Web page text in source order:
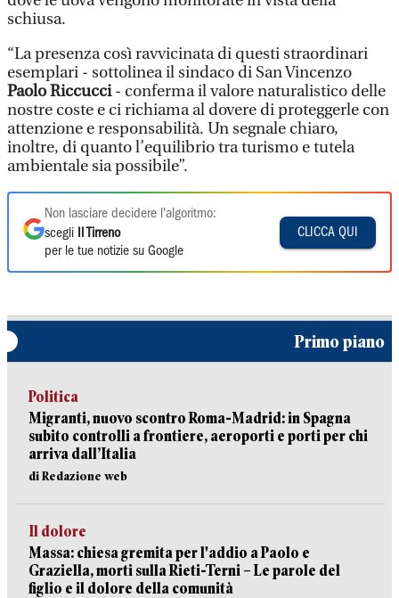
schiusa.
“La presenza così ravvicinata di questi straordinari
esemplari - sottolinea il sindaco di San Vincenzo
Paolo Riccucci- conferma il valore naturalistico delle
nostre coste e ci richiama al dovere di proteggerle con
attenzione e responsabilità. Un segnale chiaro,
inoltre, di quanto l’equilibrio tra turismo e tutela
ambientale sia possibile”.
Non lasciare decidere l'algoritmo:
scegli
Il Tirreno
per le tue notizie su Google
CLICCA QUI
Primo piano
Politica
Migranti, nuovo scontro Roma-Madrid: in Spagna
subito controlli a frontiere, aeroporti e porti per chi
arriva dall’Italia
di Redazione web
Il dolore
Massa: chiesa gremita per l'addio a Paolo e
Graziella, morti sulla Rieti-Terni – Le parole del
figlio e il dolore della comunità